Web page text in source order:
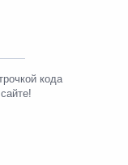
кода